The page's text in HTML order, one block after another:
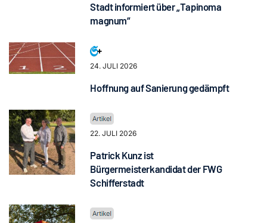
Stadt informiert über „Tapinoma
magnum“
24. JULI 2026
Hoffnung auf Sanierung gedämpft
22. JULI 2026
Patrick Kunz ist
Bürgermeisterkandidat der FWG
Schifferstadt